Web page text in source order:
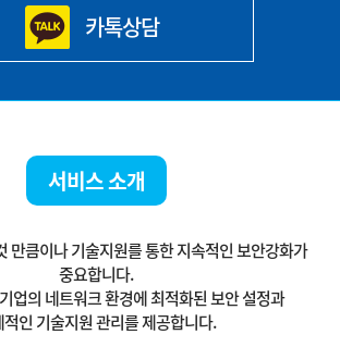
카톡상담
서비스 소개
만큼이나 기술지원를 통한 지속적인 보안강화가
중요합니다.
업의 네트워크 환경에 최적화된 보안 설정과
인 기술지원 관리를 제공합니다.